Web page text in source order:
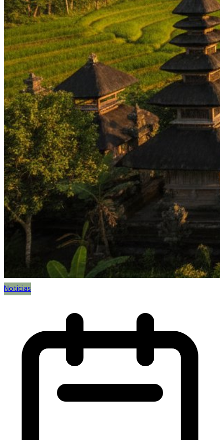
Noticias